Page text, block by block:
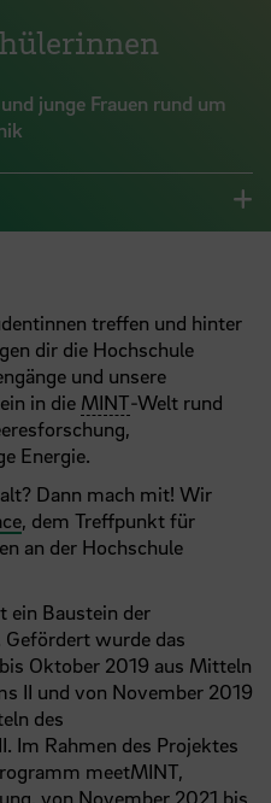
junge Frauen rund um
treffen und hinter
dir die Hochschule
und unsere
in die MINT-Welt rund
Energie.
Dann mach mit! Wir
, dem Treffpunkt für
an der Hochschule
ein Baustein der
Gefördert wurde das
Oktober 2019 aus Mitteln
II und von November 2019
des
Im Rahmen des Projektes
meetMINT,
von November 2021 bis